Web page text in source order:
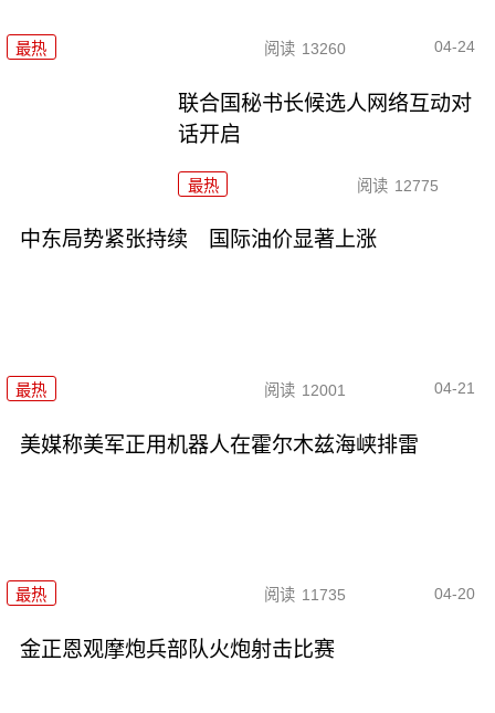
最热 阅读 13260 04-24
联合国秘书长候选人网络互动对
话开启
最热 阅读 12775
中东局势紧张持续 国际油价显著上涨
最热 阅读 12001 04-21
美媒称美军正用机器人在霍尔木兹海峡排雷
最热 阅读 11735 04-20
金正恩观摩炮兵部队火炮射击比赛